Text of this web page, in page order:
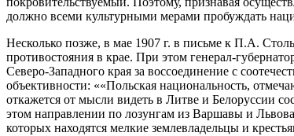
должно всеми культурными мерами пробуждать
Несколько позже, в мае 1907 г. в письме к П.А.
противостояния в крае. При этом генерал-
Северо-Западного края за воссоединение с
объективности: ««Польская национальность,
откажется от мысли видеть в Литве и Белоруссии
этом направлении по лозунгам из Варшавы и
которых находятся мелкие землевладельцы и